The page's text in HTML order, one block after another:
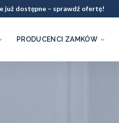
już dostępne – sprawdź ofertę!
PRODUCENCI ZAMKÓW